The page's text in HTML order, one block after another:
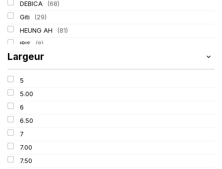
DEBICA
(68)
Giti
(29)
HEUNG AH
(81)
IRIS
(8)
ITALMATIC
KLEBER (116)
LASSA
MICHELIN
MITAS
Mondolfo ferro
PIRELLI
PROMETEON
SCHRADER
Largeur
5
5.00
6
6.50
7
7.00
7.50